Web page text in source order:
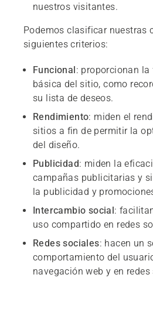
nuestros visitantes.
Podemos clasificar nuestras
siguientes criterios:
Funcional: proporcionan
básica del sitio, como
su lista de deseos.
Rendimiento: miden el
sitios a fin de permitir la
del diseño.
Publicidad: miden la
campañas publicitarias y
la publicidad y
Intercambio social:
uso compartido en redes
Redes sociales: hacen un
comportamiento del
navegación web y en